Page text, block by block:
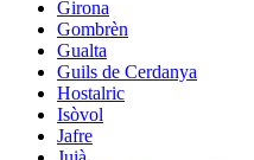
Girona
Gombrèn
Gualta
Guils de Cerdanya
Hostalric
Isòvol
Jafre